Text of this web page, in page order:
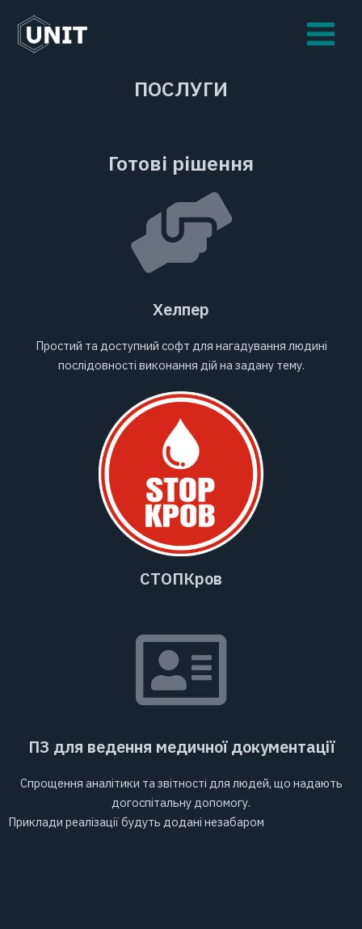
вмісту
Menu
ПОСЛУГИ
Готові рішення
Хелпер
Простий та доступний софт для нагадування людині
послідовності виконання дій на задану тему.
СТОПКров
ПЗ для ведення медичної документації
Спрощення аналітики та звітності для людей, що надають
догоспітальну допомогу.
Приклади реалізації будуть додані незабаром